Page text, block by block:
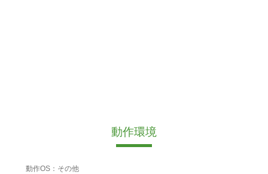
動作環境
動作OS：その他